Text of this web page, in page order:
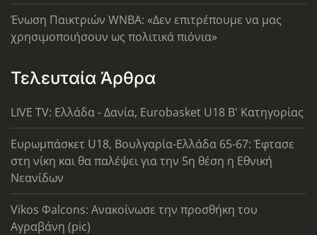
Ένωση Παικτριών WNBA: «Δεν επιτρέπουμε να μας
χρησιμοποιήσουν ως πολιτικά πιόνια»
Τελευταία Άρθρα
LIVE TV: Ελλάδα - Δανία, Eurobasket U18 Β' Κατηγορίας
Ευρωμπάσκετ U18, Βουλγαρία-Ελλάδα 65-67: Έφτασε
στη νίκη και θα παλέψει για την 5η θέση η Εθνική
Νεανίδων
Vikos Φalcons: Ανακοίνωσε την προσθήκη του
Αγραβάνη (pic)